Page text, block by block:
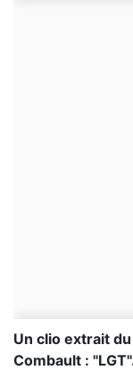
Un clio extrait
Combault :